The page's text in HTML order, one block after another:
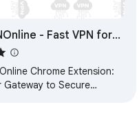
that changes your IP
- Fast VPN for
Chrome Extension:
Gateway to Secure